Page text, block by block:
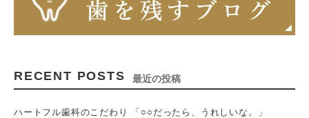
RECENT POSTS 最近の投稿
ハートフル歯科のこだわり 「○○だったら、うれしいな。」